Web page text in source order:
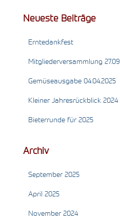
Neueste Beiträge
Erntedankfest
Mitgliederversammlung
Gemüseausgabe 04.04.2025
Kleiner Jahresrückblick 2024
Bieterrunde für 2025
Archiv
September 2025
April 2025
November 2024